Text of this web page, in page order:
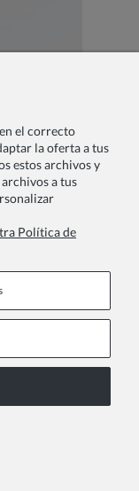
Beige
el correcto
la oferta a tus
estos archivos y
a tus
Política de